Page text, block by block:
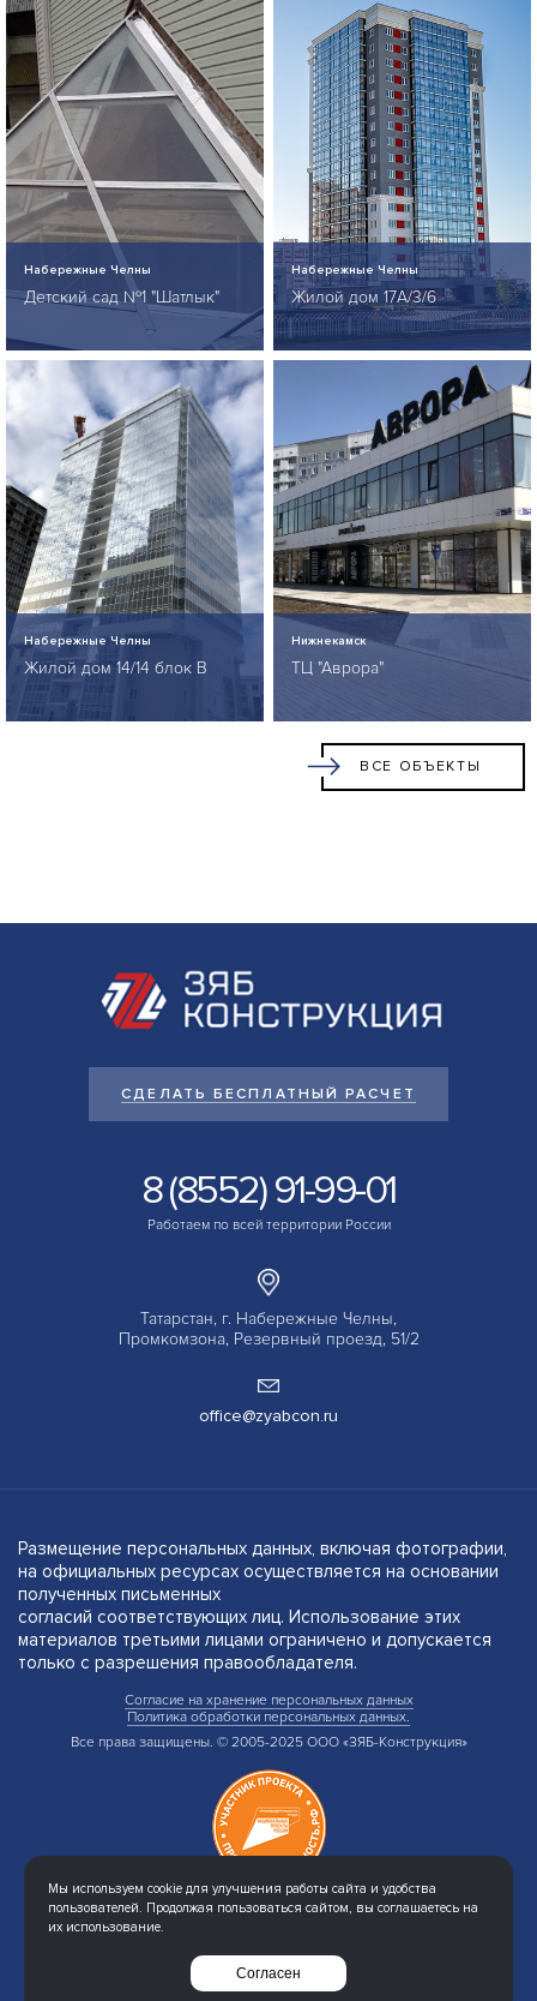
Набережные Челны
Детский сад №1 "Шатлык"
Набережные Челны
Жилой дом 17А/3/6
Набережные Челны
Жилой дом 14/14 блок В
Нижнекамск
ТЦ "Аврора"
ВСЕ ОБЪЕКТЫ
СДЕЛАТЬ БЕСПЛАТНЫЙ РАСЧЕТ
8 (8552) 91-99-01
Работаем по всей территории России
Татарстан, г. Набережные Челны,
Промкомзона, Резервный проезд, 51/2
office@zyabcon.ru
Размещение персональных данных, включая фотографии,
на официальных ресурсах осуществляется на основании
полученных письменных
согласий соответствующих лиц. Использование этих
материалов третьими лицами ограничено и допускается
только с разрешения правообладателя.
Согласие на хранение персональных данных
Политика обработки персональных данных.
Все права защищены. © 2005-2025 ООО «ЗЯБ-Конструкция»
Создание сайта
Интернет-студия LELI
Мы используем cookie для улучшения работы сайта и удобства
пользователей. Продолжая пользоваться сайтом, вы соглашаетесь на
их использование.
Согласен